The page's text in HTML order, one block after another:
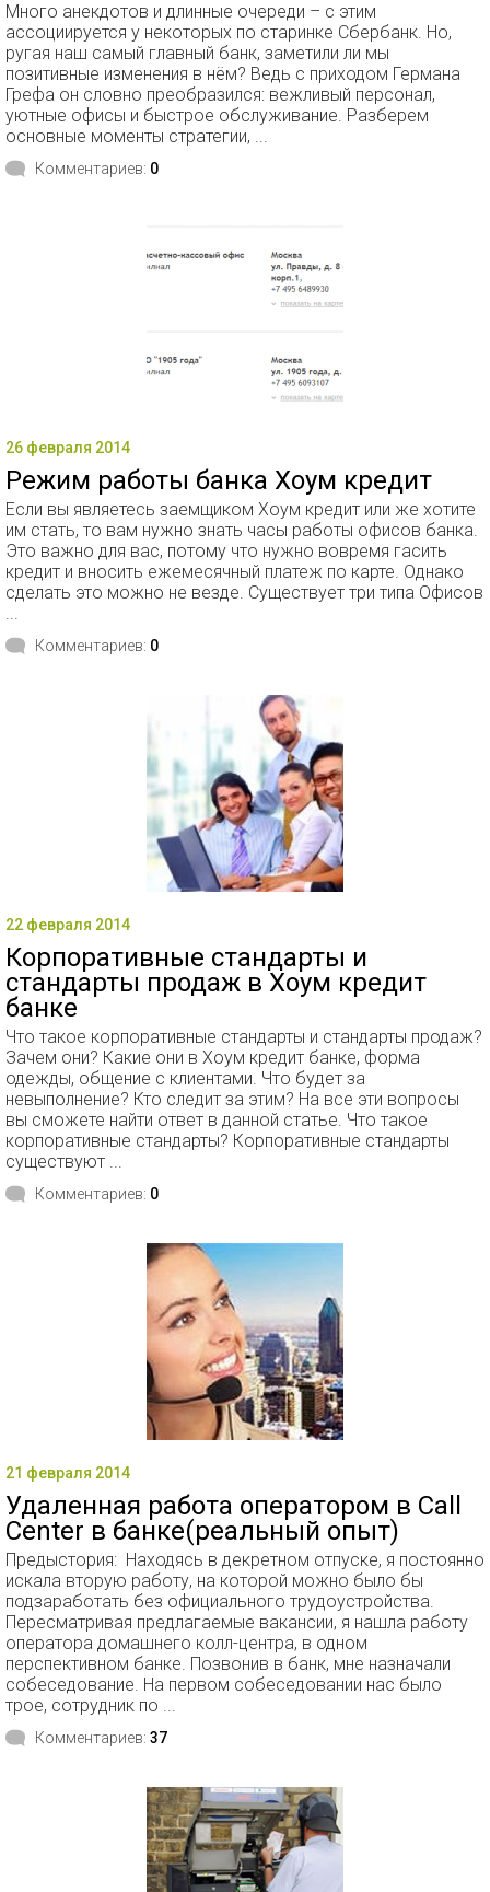
Много анекдотов и длинные очереди – с этим
ассоциируется у некоторых по старинке Сбербанк. Но,
ругая наш самый главный банк, заметили ли мы
позитивные изменения в нём? Ведь с приходом Германа
Грефа он словно преобразился: вежливый персонал,
уютные офисы и быстрое обслуживание. Разберем
основные моменты стратегии, ...
Комментариев: 0
26 февраля 2014
Режим работы банка Хоум кредит
Если вы являетесь заемщиком Хоум кредит или же хотите
им стать, то вам нужно знать часы работы офисов банка.
Это важно для вас, потому что нужно вовремя гасить
кредит и вносить ежемесячный платеж по карте. Однако
сделать это можно не везде. Существует три типа Офисов
...
Комментариев: 0
22 февраля 2014
Корпоративные стандарты и
стандарты продаж в Хоум кредит
банке
Что такое корпоративные стандарты и стандарты продаж?
Зачем они? Какие они в Хоум кредит банке, форма
одежды, общение с клиентами. Что будет за
невыполнение? Кто следит за этим? На все эти вопросы
вы сможете найти ответ в данной статье. Что такое
корпоративные стандарты? Корпоративные стандарты
существуют ...
Комментариев: 0
21 февраля 2014
Удаленная работа оператором в Call
Center в банке(реальный опыт)
Предыстория: Находясь в декретном отпуске, я постоянно
искала вторую работу, на которой можно было бы
подзаработать без официального трудоустройства.
Пересматривая предлагаемые вакансии, я нашла работу
оператора домашнего колл-центра, в одном
перспективном банке. Позвонив в банк, мне назначали
собеседование. На первом собеседовании нас было
трое, сотрудник по ...
Комментариев: 37